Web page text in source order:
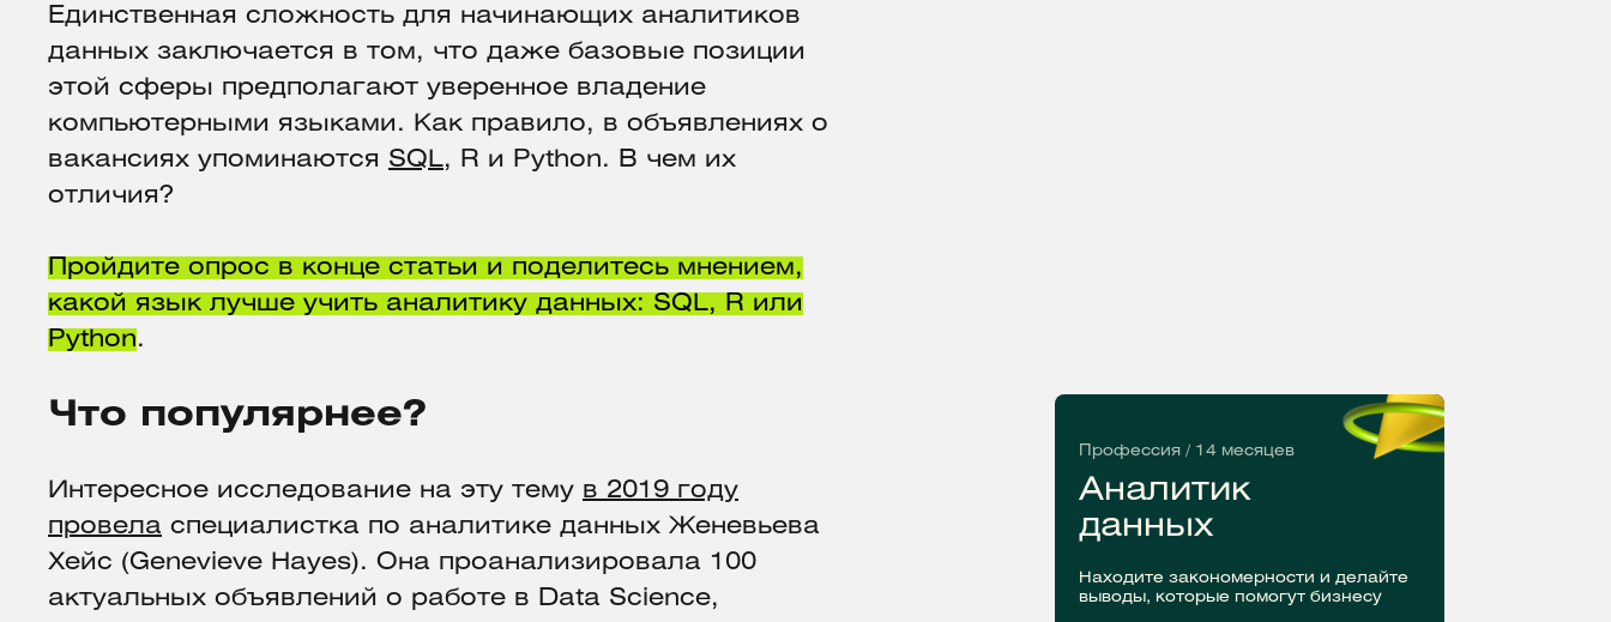
Единственная сложность для начинающих аналитиков
данных заключается в том, что даже базовые позиции
этой сферы предполагают уверенное владение
компьютерными языками. Как правило, в объявлениях о
вакансиях упоминаются SQL, R и Python. В чем их
отличия?
Пройдите опрос в конце статьи и поделитесь мнением,
какой язык лучше учить аналитику данных: SQL, R или
Python.
Профессия / 14 месяцев
Аналитик
данных
Находите закономерности и делайте
выводы, которые помогут бизнесу
Что популярнее?
Интересное исследование на эту тему в 2019 году
провела специалистка по аналитике данных Женевьева
Хейс (Genevieve Hayes). Она проанализировала 100
актуальных объявлений о работе в Data Science,